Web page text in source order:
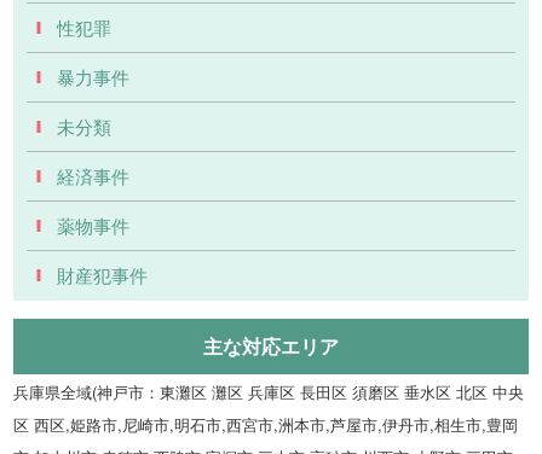
性犯罪
暴力事件
未分類
経済事件
薬物事件
財産犯事件
主な対応エリア
兵庫県全域(神戸市：東灘区 灘区 兵庫区 長田区 須磨区 垂水区 北区 中央
区 西区,姫路市,尼崎市,明石市,西宮市,洲本市,芦屋市,伊丹市,相生市,豊岡